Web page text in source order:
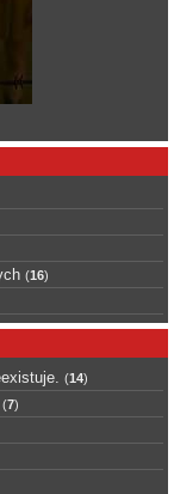
(16)
(14)
(7)